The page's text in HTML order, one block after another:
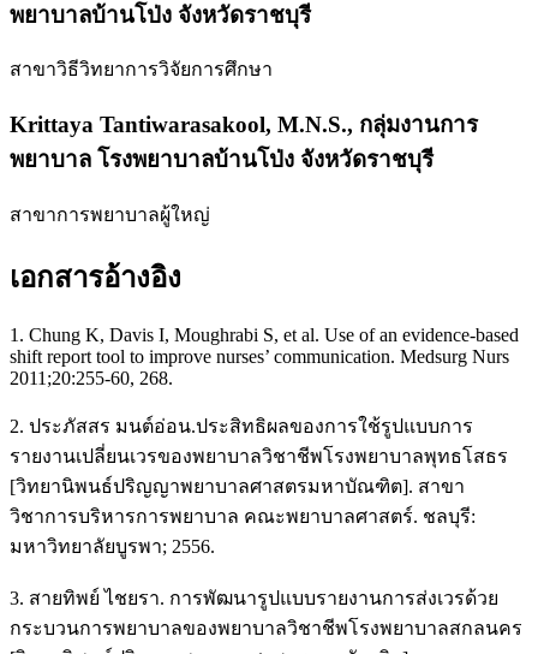
พยาบาลบ้านโป่ง จังหวัดราชบุรี
สาขาวิธีวิทยาการวิจัยการศึกษา
Krittaya Tantiwarasakool, M.N.S., กลุ่มงานการ
พยาบาล โรงพยาบาลบ้านโป่ง จังหวัดราชบุรี
สาขาการพยาบาลผู้ใหญ่
เอกสารอ้างอิง
1. Chung K, Davis I, Moughrabi S, et al. Use of an evidence-based
shift report tool to improve nurses’ communication. Medsurg Nurs
2011;20:255-60, 268.
2. ประภัสสร มนต์อ่อน.ประสิทธิผลของการใช้รูปแบบการ
รายงานเปลี่ยนเวรของพยาบาลวิชาชีพโรงพยาบาลพุทธโสธร
[วิทยานิพนธ์ปริญญาพยาบาลศาสตรมหาบัณฑิต]. สาขา
วิชาการบริหารการพยาบาล คณะพยาบาลศาสตร์. ชลบุรี:
มหาวิทยาลัยบูรพา; 2556.
3. สายทิพย์ ไชยรา. การพัฒนารูปแบบรายงานการส่งเวรด้วย
กระบวนการพยาบาลของพยาบาลวิชาชีพโรงพยาบาลสกลนคร